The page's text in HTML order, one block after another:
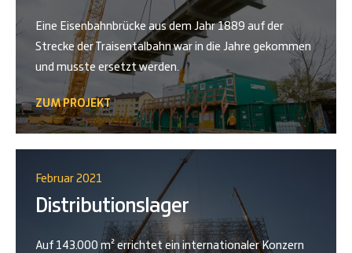
Eine Eisenbahnbrücke aus dem Jahr 1889 auf der
Strecke der Traisentalbahn war in die Jahre gekommen
und musste ersetzt werden.
ZUM PROJEKT
Februar 2021
Distributionslager
Auf 143.000 m² errichtet ein internationaler Konzern